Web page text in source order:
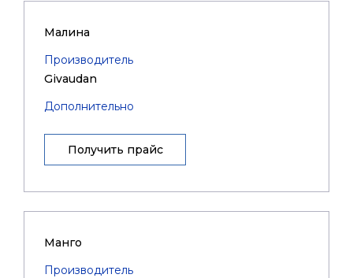
Малина
Производитель
Givaudan
Дополнительно
Получить прайс
Манго
Производитель